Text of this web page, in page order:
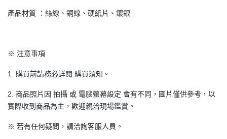
產品材質 ：絲線、銅線、硬紙片、鍍銀
※ 注意事項
1. 購買前請務必詳閱 購買須知。
2. 商品照片因 拍攝 或 電腦螢幕設定 會有不同，圖片僅供參考，以
實際收到商品為主，歡迎親洽現場鑑賞。
※ 若有任何疑問，請洽詢客服人員。